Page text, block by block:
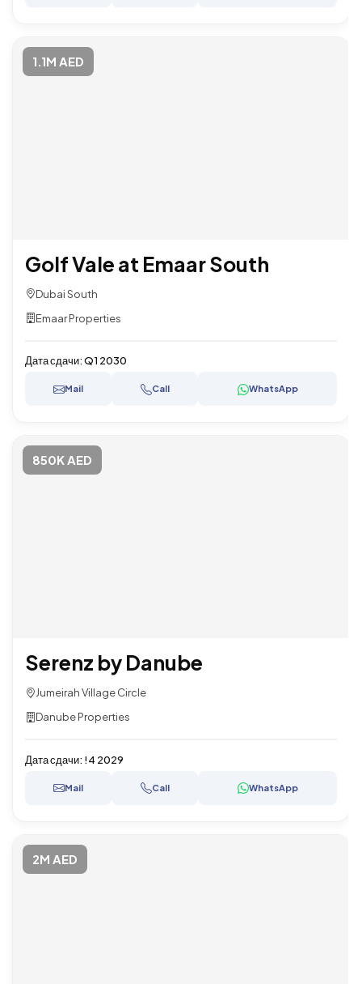
1.1M AED
Golf Vale at Emaar South
Dubai South
Emaar Properties
Дата сдачи:Q1 2030
Mail Call WhatsApp
850K AED
Serenz by Danube
Jumeirah Village Circle
Danube Properties
Дата сдачи: !4 2029
Mail Call WhatsApp
2M AED